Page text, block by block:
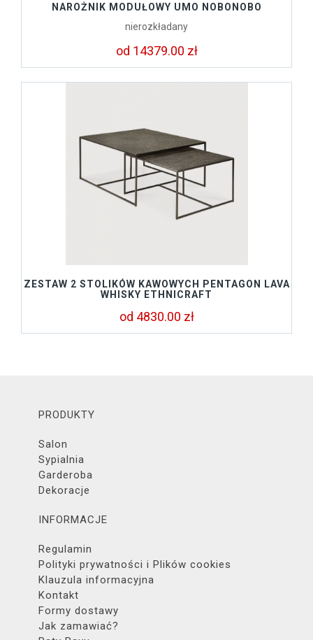
NAROŻNIK MODUŁOWY UMO NOBONOBO
nierozkładany
od 14379.00 zł
ZESTAW 2 STOLIKÓW KAWOWYCH PENTAGON LAVA
WHISKY ETHNICRAFT
od 4830.00 zł
PRODUKTY
Salon
Sypialnia
Garderoba
Dekoracje
INFORMACJE
Regulamin
Polityki prywatności i Plików cookies
Klauzula informacyjna
Kontakt
Formy dostawy
Jak zamawiać?